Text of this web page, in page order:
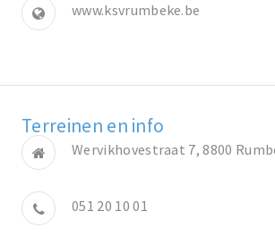
www.ksvrumbeke.be
Terreinen en info
Wervikhovestraat 7, 8800
051 20 10 01